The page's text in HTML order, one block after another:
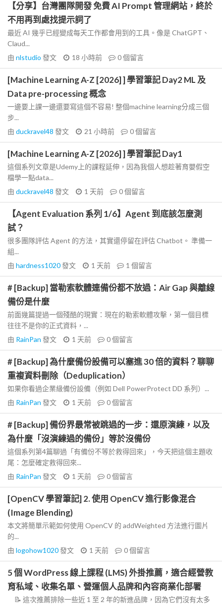
【分享】台灣團隊開發 免費 AI Prompt 管理網站，終於
不用再到處找提示詞了
最近 AI 幾乎已經變成每天工作都會用到的工具。像是 ChatGPT、
Claud...
由 nlstudio 發文 18 小時前 0個留言
[Machine Learning A-Z [2026] ] 學習筆記 Day2 ML 及
Data pre-processing 概念
一邊要上課一邊還要寫這個不容易! 整個machine learning分成三個
步...
由 duckravel48 發文 21 小時前 0個留言
[Machine Learning A-Z [2026] ] 學習筆記 Day1
這個系列文章是Udemy上的課程延伸，因為我個人想趁著育嬰假空
檔學一點data...
由 duckravel48 發文 1 天前 0個留言
【Agent Evaluation 系列 1/6】Agent 到底該怎麼測
試？
很多團隊評估 Agent 的方法，其實還停留在評估 Chatbot。 準備一
組...
由 hardness1020發文 1 天前 1 個留言
# [Backup] 當勒索軟體連備份都不放過：Air Gap 與離線
備份是什麼
前面幾篇提過一個殘酷的現實：現在的勒索軟體攻擊，第一個目標
往往不是你的正式資料，...
由 RainPan 發文 1 天前 0個留言
# [Backup] 為什麼備份設備可以塞進 30 倍的資料？聊聊
重複資料刪除（Deduplication）
如果你看過企業級備份設備（例如 Dell PowerProtect DD 系列）...
由 RainPan 發文 1 天前 0個留言
# [Backup] 備份界最常被跳過的一步：還原演練，以及
為什麼「沒演練過的備份」等於沒備份
這個系列第4篇聊過「有備份不等於救得回來」，今天把這個主題收
尾：怎麼確定救得回來...
由 RainPan 發文 1 天前 0個留言
[OpenCV 學習筆記] 2. 使用 OpenCV 進行影像混合
(Image Blending)
本文將簡單示範如何使用 OpenCV 的 addWeighted 方法進行圖片
的...
由 logohow1020發文 1 天前 0個留言
5 個 WordPress 線上課程 (LMS) 外掛推薦，適合經營教
育私域、收集名單、營運個人品牌和內容商業化部署
📝 這次推薦排除一些近 1 至 2 年的新進品牌，因為它們沒有太多